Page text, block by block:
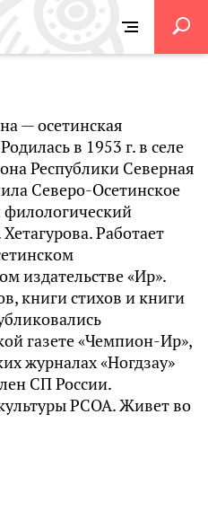
— осетинская
в 1953 г. в селе
Республики Северная
Северо-Осетинское
Работает
издательстве «Ир».
книги стихов и книги
газете «Чемпион-Ир»,
журналах «Ногдзау»
СП России.
РСОА. Живет во